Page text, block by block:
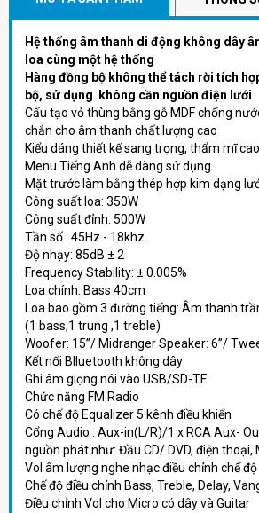
Hệ thống âm thanh di động không dây
loa cùng một hệ thống
Hàng đồng bộ không thể tách rời tích
bộ, sử dụng không cần nguồn điện lưới
Cấu tạo vỏ thùng bằng gỗ MDF chống
chắn cho âm thanh chất lượng cao
Kiểu dáng thiết kế sang trọng, thẩm mĩ cao
Menu Tiếng Anh dễ dàng sử dụng.
Mặt trước làm bằng thép hợp kim dạng
Công suất loa: 350W
Công suất đỉnh: 500W
Tần số : 45Hz - 18khz
Độ nhạy: 85dB ± 2
Frequency Stability: ± 0.005%
Loa chính: Bass 40cm
Loa bao gồm 3 đường tiếng: Âm thanh
(1 bass,1 trung ,1 treble)
Woofer: 15”/ Midranger Speaker: 6”/
Kết nối Blluetooth không dây
Ghi âm giọng nói vào USB/SD-TF
Chức năng FM Radio
Có chế độ Equalizer 5 kênh điều khiển
Cổng Audio : Aux-in(L/R)/1 x RCA Aux-
nguồn phát như: Đầu CD/ DVD, điện thoại,
Vol âm lượng nghe nhạc điều chỉnh chế
Chế độ điều chỉnh Bass, Treble, Delay,
Điều chỉnh Vol cho Micro có dây và Guitar